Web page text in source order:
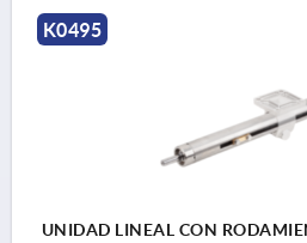
K0495
UNIDAD LINEAL CON